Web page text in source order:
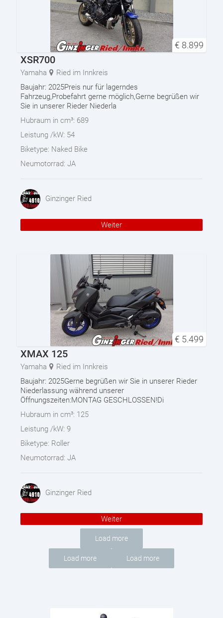
€ 8.899
XSR700
Yamaha
Ried im Innkreis
Baujahr: 2025Preis nur für lagerndes
Fahrzeug,Probefahrt gerne möglich,Gerne begrüßen wir
Sie in unserer Rieder Niederla
Hubraum in cm³: 689
Leistung /kW: 54
Biketype: Naked Bike
Neumotorrad: JA
Ginzinger Ried
Weiter
€ 5.499
XMAX 125
Yamaha
Ried im Innkreis
Baujahr: 2025Gerne begrüßen wir Sie in unserer Rieder
Niederlassung während unserer
Öffnungszeiten:MONTAG GESCHLOSSEN!Di
Hubraum in cm³: 125
Leistung /kW: 9
Biketype: Roller
Neumotorrad: JA
Ginzinger Ried
Weiter
Load more
Load more Load more